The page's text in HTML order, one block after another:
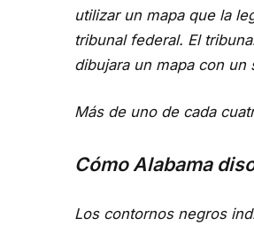
utilizar un mapa que la
tribunal federal. El
dibujara un mapa con un
Más de uno de cada
Cómo Alabama
Los contornos negros